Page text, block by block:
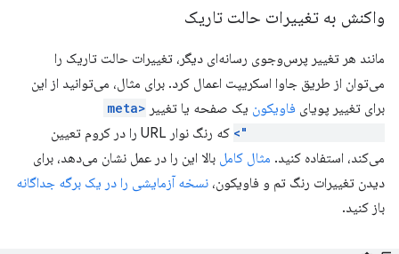
واکنش به تغییرات حالت تاریک
مانند هر تغییر پرس‌وجوی رسانه‌ای دیگر، تغییرات حالت تاریک را
می‌توان از طریق جاوا اسکریپت اعمال کرد. برای مثال، می‌توانید از این
برای تغییر پویای فاویکون یک صفحه یا تغییر
<meta
که رنگ نوار URL را در کروم تعیین
می‌کند، استفاده کنید. مثال کامل بالا این را در عمل نشان می‌دهد، برای
دیدن تغییرات رنگ تم و فاویکون، نسخه آزمایشی را در یک برگه جداگانه
باز کنید.